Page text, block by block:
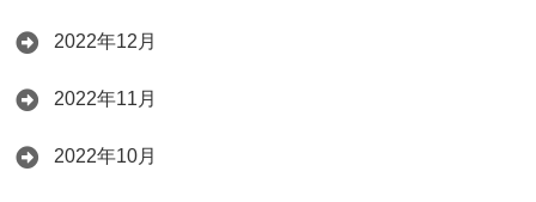
2022年12月
2022年11月
2022年10月